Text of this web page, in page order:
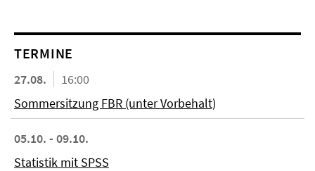
TERMINE
27.08.
16:00
Sommersitzung FBR (unter Vorbehalt)
05.10. - 09.10.
Statistik mit SPSS